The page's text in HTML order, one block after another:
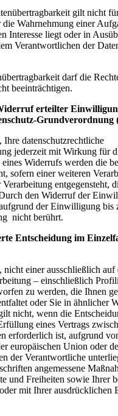
gilt nicht
Wahrnehmung einer
Interesse liegt oder in
Verantwortlichen der
darf die
beeinträchtigen.
erteilter
Grundverordnung
Ihre datenschutzrechtliche
jederzeit mit Wirkung für
Widerrufs werden die
sofern einer weiteren
entgegensteht,
den Widerruf der
der Einwilligung bis
nicht berührt.
Entscheidung im
nicht einer ausschließlich auf
– einschließlich
zu werden, die Ihnen
oder Sie in ähnlicher
nicht, wenn die
eines Vertrags
erforderlich ist, aufgrund
europäischen Union oder
der Verantwortliche
angemessene
und Freiheiten sowie Ihrer
mit Ihrer